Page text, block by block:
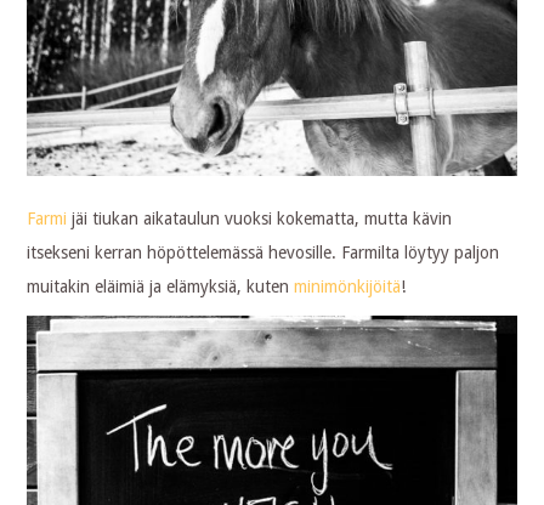
Farmi jäi tiukan aikataulun vuoksi kokematta, mutta kävin
itsekseni kerran höpöttelemässä hevosille. Farmilta löytyy paljon
muitakin eläimiä ja elämyksiä, kutenminimönkijöitä!